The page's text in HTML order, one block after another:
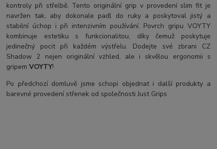
kontroly při střelbě. Tento originální grip v provedení slim fit je
navržen tak, aby dokonale padl do ruky a poskytoval jistý a
stabilní úchop i při intenzivním používání. Povrch gripu VOYTY
kombinuje estetiku s funkcionalitou, díky čemuž poskytuje
jedinečný pocit při každém výstřelu. Dodejte své zbrani CZ
Shadow 2 nejen originální vzhled, ale i skvělou ergonomii s
gripemVOYTY!
Po předchozí domluvě jsme schopi objednat i další produkty a
barevné provedení střenek od společnosti Just Grips